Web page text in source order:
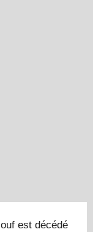
est décédé